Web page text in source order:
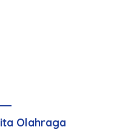
Olahraga